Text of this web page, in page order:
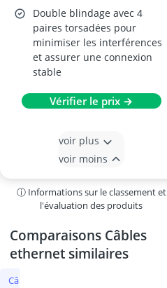
Double blindage avec 4
paires torsadées pour
minimiser les interférences
et assurer une connexion
stable
Vérifier le prix →
voir plus
voir moins
ⓘ Informations sur le classement et
l'évaluation des produits
Comparaisons Câbles
ethernet similaires
Câbles ethernet